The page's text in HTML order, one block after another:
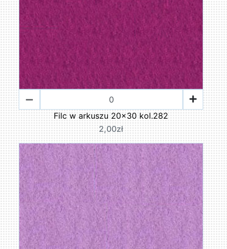
Filc w arkuszu 20x30 kol.282
2,00zł